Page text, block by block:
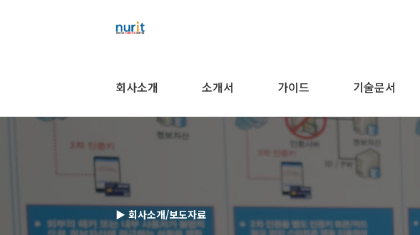
회사소개 소개서 가이드 기술문서
▶ 회사소개/보도자료